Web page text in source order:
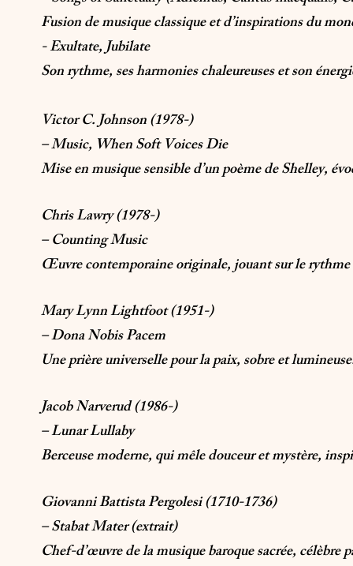
Fusion de musique classique et d’inspirations du
- Exultate, Jubilate
Son rythme, ses harmonies chaleureuses et son
Victor C. Johnson (1978-)
– Music, When Soft Voices Die
Mise en musique sensible d’un poème de Shelley,
Chris Lawry (1978-)
– Counting Music
Œuvre contemporaine originale, jouant sur le
Mary Lynn Lightfoot (1951-)
– Dona Nobis Pacem
Une prière universelle pour la paix, sobre et
Jacob Narverud (1986-)
– Lunar Lullaby
Berceuse moderne, qui mêle douceur et mystère,
Giovanni Battista Pergolesi (1710-1736)
– Stabat Mater (extrait)
Chef-d’œuvre de la musique baroque sacrée, célèbre